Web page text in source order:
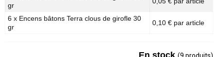
gr
6 x Encens bâtons Terra clous de girofle 30
gr
0,10 € par article
En stock